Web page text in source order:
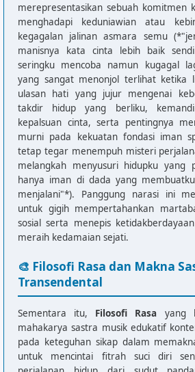
merepresentasikan sebuah komitmen
menghadapi keduniawian atau
kegagalan jalinan asmara semu
manisnya kata cinta lebih baik
seringku mencoba namun kugagal
yang sangat menonjol terlihat ketika
ulasan hati yang jujur mengenai
takdir hidup yang berliku,
kepalsuan cinta, serta pentingnya
murni pada kekuatan fondasi iman
tetap tegar menempuh misteri
melangkah menyusuri hidupku yang
hanya iman di dada yang
menjalani"*). Panggung narasi ini
untuk gigih mempertahankan
sosial serta menepis
meraih kedamaian sejati.
🎨 Filosofi Rasa dan Makna
Transendental
Sementara itu, Filosofi Rasa yang
mahakarya sastra musik edukatif
pada keteguhan sikap dalam
untuk mencintai fitrah suci diri